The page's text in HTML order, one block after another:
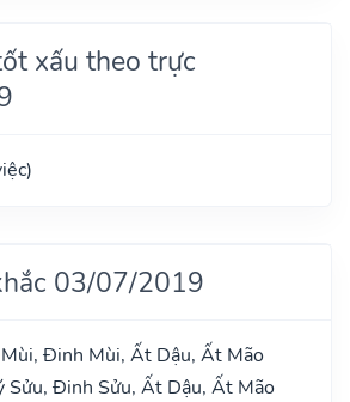
xấu theo trực
03/07/2019
Đinh Mùi, Ất Dậu, Ất Mão
Sửu, Đinh Sửu, Ất Dậu, Ất Mão